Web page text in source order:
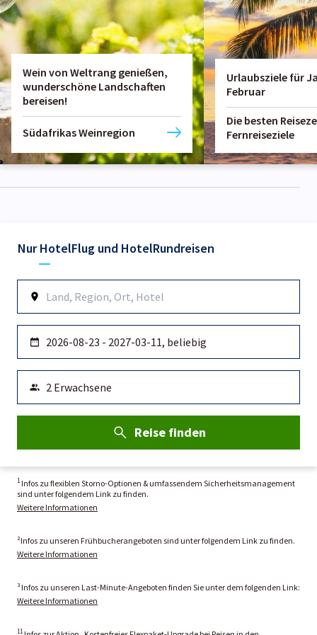
Wein von Weltrang genießen,
wunderschöne Landschaften
bereisen!
Südafrikas Weinregion
Urlaubsziele für
Februar
Die besten
Fernreiseziele
Nur HotelFlug und HotelRundreisen
Reise finden
1 Infos zu flexiblen Storno-Optionen & umfassendem Sicherheitsmanagement
sind unter folgendem Link zu finden.
Weitere Informationen
²Infos zu unseren Frühbucherangeboten sind unter folgendem Link zu finden.
Weitere Informationen
³ Infos zu unseren Last-Minute-Angeboten finden Sie unter dem folgenden Link:
Weitere Informationen
11